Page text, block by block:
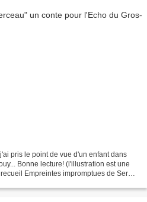
pris le point de vue d'un enfant dans
Bonne lecture! (l'illustration est une
Empreintes impromptues de Serge